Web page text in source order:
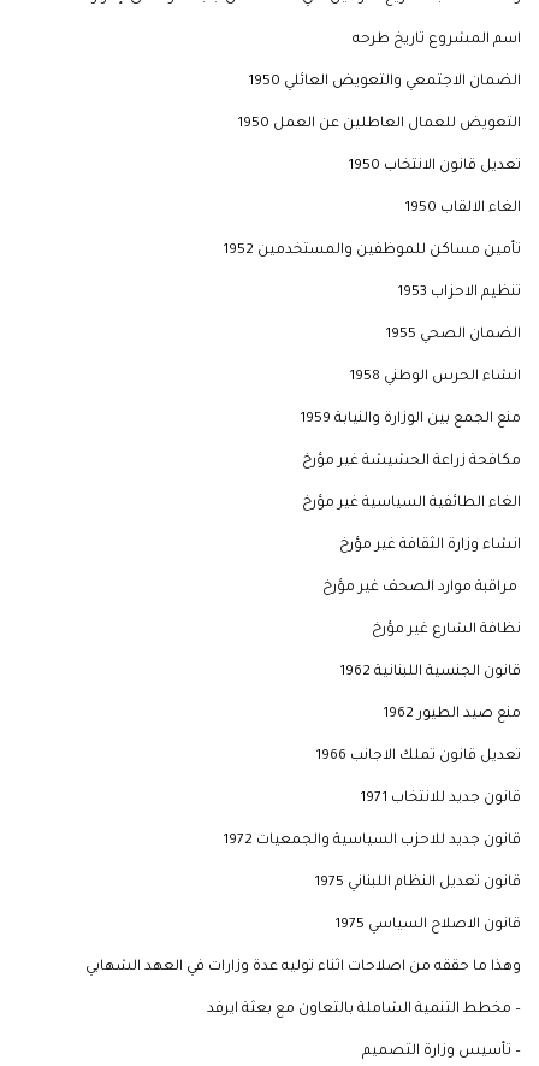
اسم المشروع تاريخ طرحه
الضمان الاجتمعي والتعويض العائلي 1950
التعويض للعمال العاطلين عن العمل 1950
تعديل قانون الانتخاب 1950
الغاء الالقاب 1950
تأمين مساكن للموظفين والمستخدمين 1952
تنظيم الاحزاب 1953
الضمان الصحي 1955
انشاء الحرس الوطني 1958
منع الجمع بين الوزارة والنيابة 1959
مكافحة زراعة الحشيشة غير مؤرخ
الغاء الطائفية السياسية غير مؤرخ
انشاء وزارة الثقافة غير مؤرخ
مراقبة موارد الصحف غير مؤرخ
نظافة الشارع غير مؤرخ
قانون الجنسية اللبنانية 1962
منع صيد الطيور 1962
تعديل قانون تملك الاجانب 1966
قانون جديد للانتخاب 1971
قانون جديد للاحزب السياسية والجمعيات 1972
قانون تعديل النظام اللبناني 1975
قانون الاصلاح السياسي 1975
وهذا ما حققه من اصلاحات اثناء توليه عدة وزارات في العهد الشهابي
– مخطط التنمية الشاملة بالتعاون مع بعثة ايرفد
– تأسيس وزارة التصميم